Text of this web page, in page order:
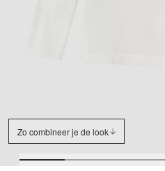
Zo combineer je de look